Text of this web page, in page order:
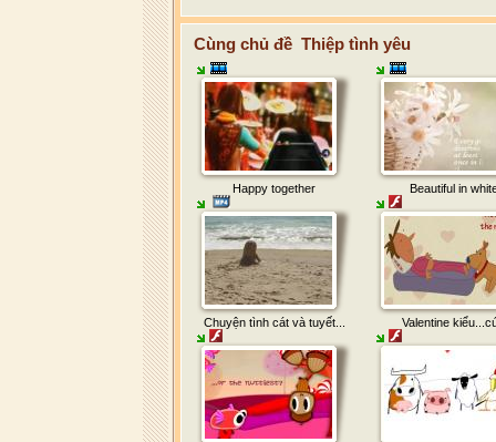
Cùng chủ đề Thiệp tình yêu
Happy together Beautiful in
Chuyện tình cát và tuyết... Valentine